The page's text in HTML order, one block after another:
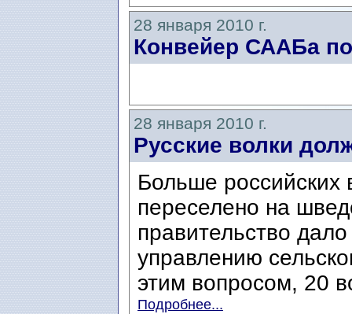
28 января 2010 г.
Конвейер СААБа
28 января 2010 г.
Русские волки
Больше российских
переселено на
правительство
управлению
этим вопросом, 20
Подробнее...